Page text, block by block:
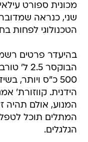
מכונית ספורט
שני, כנראה
הטכנולוגי לפחות
בהיעדר פרטים
הבוקסר
500 כ"ס ויותר,
הידנית. קווזורת'
המנוע, אולם
המתלים תוכל
הגלגלים.